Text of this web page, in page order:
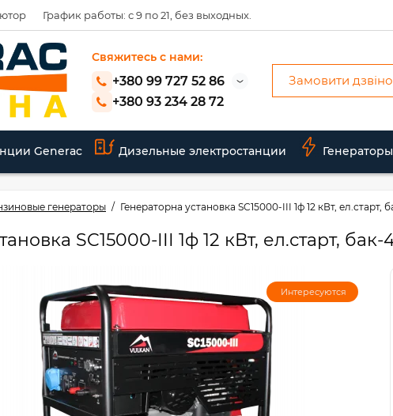
График работы: с 9 по 21, без выходных.
Свяжитесь с нами:
+380 99 727 52 86
+380 93 234 28 72
Замовити
Generac Дизельные электростанции Генераторы
генераторы Генераторна установка SC15000-III 1ф 12 кВт, ел.старт,
SC15000-III 1ф 12 кВт, ел.старт,
Интересуются